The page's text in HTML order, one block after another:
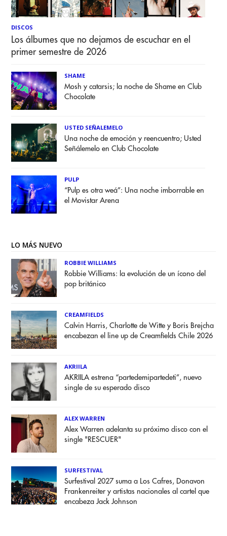
DISCOS
Los álbumes que no dejamos de escuchar en el
primer semestre de 2026
SHAME
Mosh y catarsis; la noche de Shame en Club
Chocolate
USTED SEÑALEMELO
Una noche de emoción y reencuentro; Usted
Señálemelo en Club Chocolate
PULP
“Pulp es otra weá”: Una noche imborrable en
el Movistar Arena
LO MÁS NUEVO
ROBBIE WILLIAMS
Robbie Williams: la evolución de un ícono del
pop británico
CREAMFIELDS
Calvin Harris, Charlotte de Witte y Boris Brejcha
encabezan el line up de Creamfields Chile 2026
AKRIILA
AKRIILA estrena “partedemipartedeti”, nuevo
single de su esperado disco
ALEX WARREN
Alex Warren adelanta su próximo disco con el
single "RESCUER"
SURFESTIVAL
Surfestival 2027 suma a Los Cafres, Donavon
Frankenreiter y artistas nacionales al cartel que
encabeza Jack Johnson